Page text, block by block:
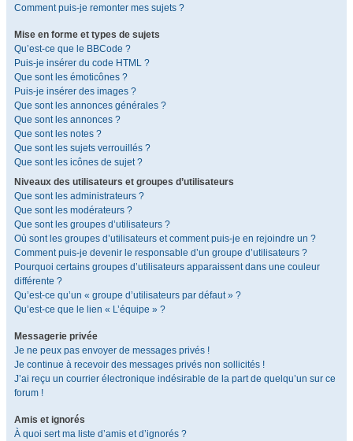
Comment puis-je remonter mes sujets ?
Mise en forme et types de sujets
Qu’est-ce que le BBCode ?
Puis-je insérer du code HTML ?
Que sont les émoticônes ?
Puis-je insérer des images ?
Que sont les annonces générales ?
Que sont les annonces ?
Que sont les notes ?
Que sont les sujets verrouillés ?
Que sont les icônes de sujet ?
Niveaux des utilisateurs et groupes d’utilisateurs
Que sont les administrateurs ?
Que sont les modérateurs ?
Que sont les groupes d’utilisateurs ?
Où sont les groupes d’utilisateurs et comment puis-je en rejoindre un ?
Comment puis-je devenir le responsable d’un groupe d’utilisateurs ?
Pourquoi certains groupes d’utilisateurs apparaissent dans une couleur
différente ?
Qu’est-ce qu’un « groupe d’utilisateurs par défaut » ?
Qu’est-ce que le lien « L’équipe » ?
Messagerie privée
Je ne peux pas envoyer de messages privés !
Je continue à recevoir des messages privés non sollicités !
J’ai reçu un courrier électronique indésirable de la part de quelqu’un sur ce
forum !
Amis et ignorés
À quoi sert ma liste d’amis et d’ignorés ?